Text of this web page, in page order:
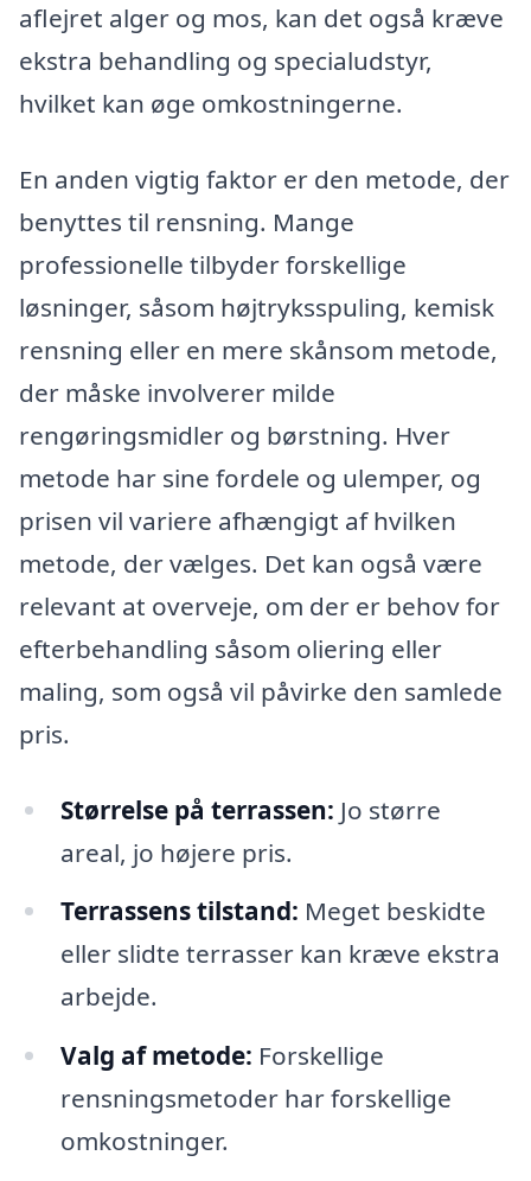
aflejret alger og mos, kan det også kræve
ekstra behandling og specialudstyr,
hvilket kan øge omkostningerne.
En anden vigtig faktor er den metode, der
benyttes til rensning. Mange
professionelle tilbyder forskellige
løsninger, såsom højtryksspuling, kemisk
rensning eller en mere skånsom metode,
der måske involverer milde
rengøringsmidler og børstning. Hver
metode har sine fordele og ulemper, og
prisen vil variere afhængigt af hvilken
metode, der vælges. Det kan også være
relevant at overveje, om der er behov for
efterbehandling såsom oliering eller
maling, som også vil påvirke den samlede
pris.
Størrelse på terrassen: Jo større
areal, jo højere pris.
Terrassens tilstand: Meget beskidte
eller slidte terrasser kan kræve ekstra
arbejde.
Valg af metode: Forskellige
rensningsmetoder har forskellige
omkostninger.